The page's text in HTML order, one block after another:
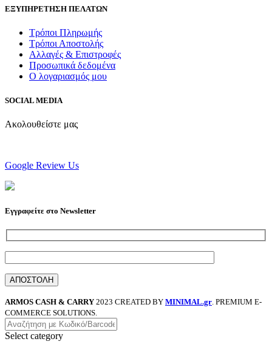
ΕΞΥΠΗΡΕΤΗΣΗ ΠΕΛΑΤΩΝ
Τρόποι Πληρωμής
Τρόποι Αποστολής
Αλλαγές & Επιστροφές
Προσωπικά δεδομένα
Ο λογαριασμός μου
SOCIAL MEDIA
Ακολουθείστε μας
Google Review Us
Εγγραφείτε στο Newsletter
ARMOS CASH & CARRY 2023 CREATED BY MINIMAL.gr . PREMIUM E-
COMMERCE SOLUTIONS.
Select category